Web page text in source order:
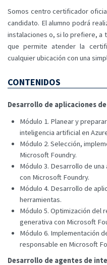
Somos centro certificador
candidato. El alumno podrá
instalaciones o, si lo prefiere, a
que permite atender la
cualquier ubicación con una
CONTENIDOS
Desarrollo de aplicaciones
Módulo 1. Planear y
inteligencia artificial en
Módulo 2. Selección,
Microsoft Foundry.
Módulo 3. Desarrollo de
con Microsoft Foundry.
Módulo 4. Desarrollo de
herramientas.
Módulo 5. Optimización del
generativa con Microsoft
Módulo 6. Implementación
responsable en Microsoft
Desarrollo de agentes de